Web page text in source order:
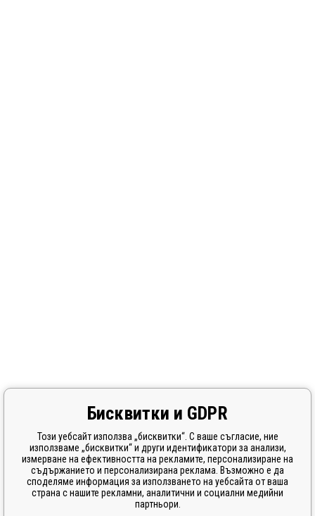
Бисквитки и GDPR
Този уебсайт използва „бисквитки“. С ваше съгласие, ние
използваме „бисквитки“ и други идентификатори за анализи,
измерване на ефективността на рекламите, персонализиране на
съдържанието и персонализирана реклама. Възможно е да
споделяме информация за използването на уебсайта от ваша
страна с нашите рекламни, аналитични и социални медийни
партньори.